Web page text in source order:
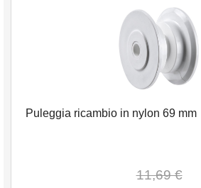
Puleggia ricambio in nylon 69 mm
11,69 €